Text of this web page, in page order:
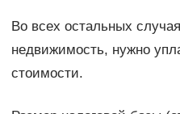
Во всех остальных
недвижимость, нужно
стоимости.